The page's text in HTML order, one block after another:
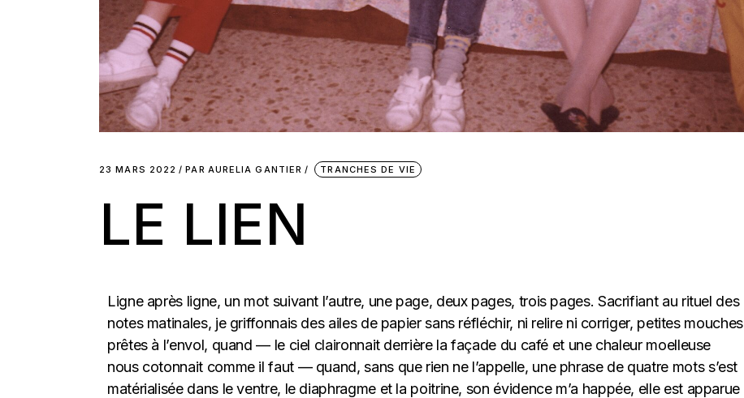
23 MARS 2022 PAR AURELIA GANTIER TRANCHES DE VIE
LE LIEN
Ligne après ligne, un mot suivant l’autre, une page, deux pages, trois pages. Sacrifiant au rituel des
notes matinales, je griffonnais des ailes de papier sans réfléchir, ni relire ni corriger, petites mouches
prêtes à l’envol, quand — le ciel claironnait derrière la façade du café et une chaleur moelleuse
nous cotonnait comme il faut — quand, sans que rien ne l’appelle, une phrase de quatre mots s’est
matérialisée dans le ventre, le diaphragme et la poitrine, son évidence m’a happée, elle est apparue